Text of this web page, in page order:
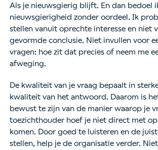
Als je nieuwsgierig blijft. En dan bedoel
nieuwsgierigheid zonder oordeel. Ik
stellen vanuit oprechte interesse en niet
gevormde conclusie. Niet invullen voor
vragen: hoe zit dat precies of neem me
afweging.
De kwaliteit van je vraag bepaalt in
kwaliteit van het antwoord. Daarom is
bewust te zijn van de manier waarop je
toezichthouder hoef je niet direct met
komen. Door goed te luisteren en de
stellen, help je de organisatie verder.